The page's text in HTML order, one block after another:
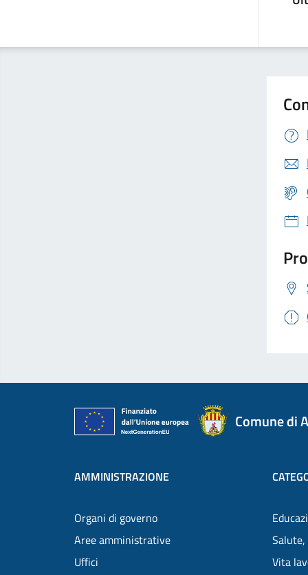
Comune di
AMMINISTRAZIONE
Organi di governo
Aree amministrative
Uffici
Salute,
Vita